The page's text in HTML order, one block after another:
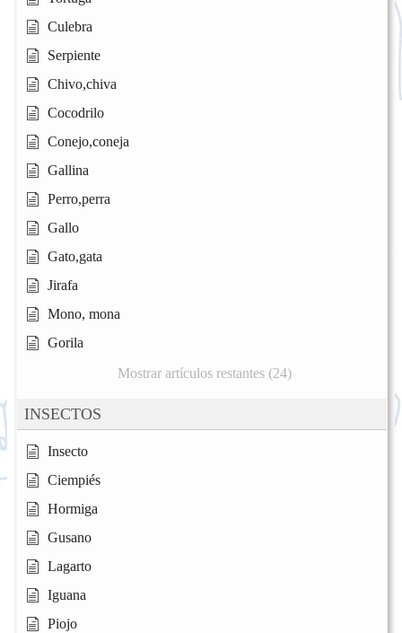
Culebra
Serpiente
Chivo,chiva
Cocodrilo
Conejo,coneja
Gallina
Perro,perra
Gallo
Gato,gata
Jirafa
Mono, mona
Gorila
Mostrar artículos restantes (24)
INSECTOS
Insecto
Ciempiés
Hormiga
Gusano
Lagarto
Iguana
Piojo